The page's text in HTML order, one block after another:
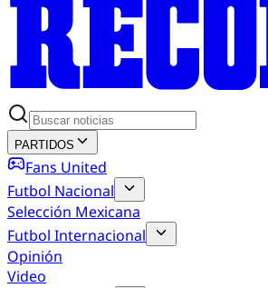
PARTIDOS
Fans United
Futbol Nacional
Selección Mexicana
Futbol Internacional
Opinión
Video